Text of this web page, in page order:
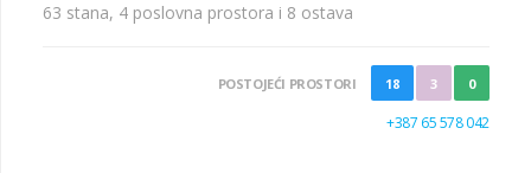
63 stana, 4 poslovna prostora i 8 ostava
POSTOJEĆI PROSTORI 18 3 0
+387 65 578 042